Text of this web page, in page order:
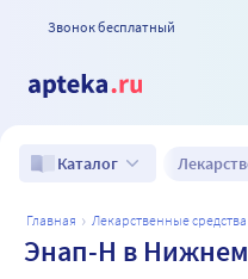
Звонок бесплатный
Каталог
главная лекарственные средства
Энап-H в